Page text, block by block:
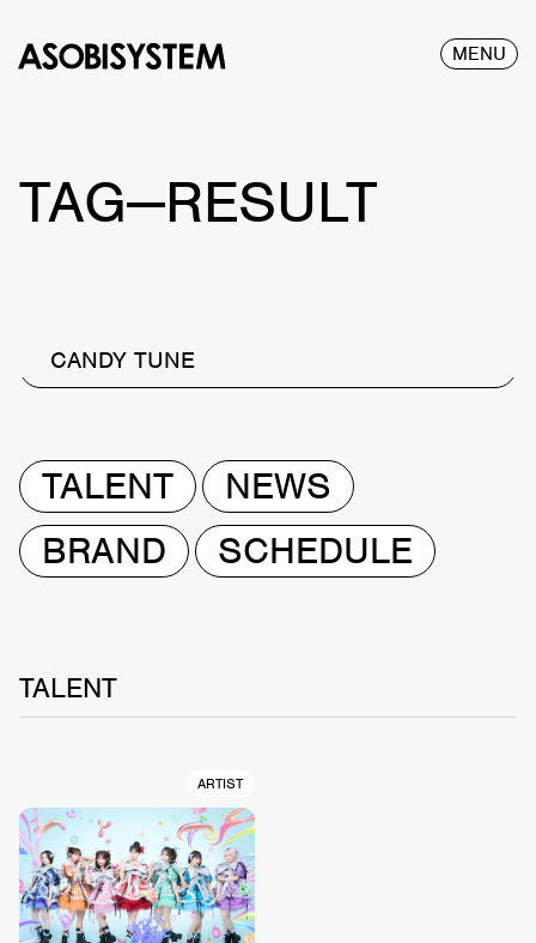
MENU
TAG—RESULT
CANDY TUNE
TALENT
NEWS
BRAND
SCHEDULE
TALENT
ARTIST